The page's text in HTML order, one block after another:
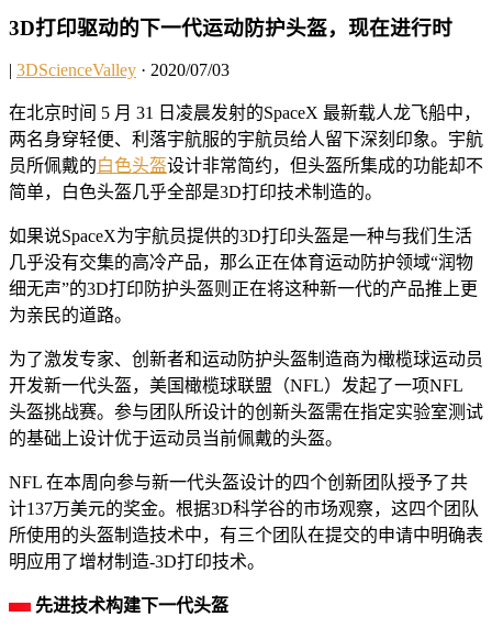
3D打印驱动的下一代运动防护头盔，现在进行时
| 3DScienceValley · 2020/07/03
在北京时间 5 月 31 日凌晨发射的SpaceX 最新载人龙飞船中，
两名身穿轻便、利落宇航服的宇航员给人留下深刻印象。宇航
员所佩戴的白色头盔设计非常简约，但头盔所集成的功能却不
简单，白色头盔几乎全部是3D打印技术制造的。
如果说SpaceX为宇航员提供的3D打印头盔是一种与我们生活
几乎没有交集的高冷产品，那么正在体育运动防护领域“润物
细无声”的3D打印防护头盔则正在将这种新一代的产品推上更
为亲民的道路。
为了激发专家、创新者和运动防护头盔制造商为橄榄球运动员
开发新一代头盔，美国橄榄球联盟（NFL）发起了一项NFL
头盔挑战赛。参与团队所设计的创新头盔需在指定实验室测试
的基础上设计优于运动员当前佩戴的头盔。
NFL 在本周向参与新一代头盔设计的四个创新团队授予了共
计137万美元的奖金。根据3D科学谷的市场观察，这四个团队
所使用的头盔制造技术中，有三个团队在提交的申请中明确表
明应用了增材制造-3D打印技术。
先进技术构建下一代头盔